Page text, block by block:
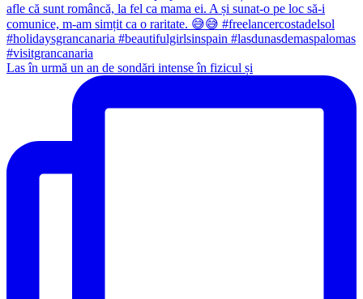
Las în urmă un an de sondări intense în fizicul și